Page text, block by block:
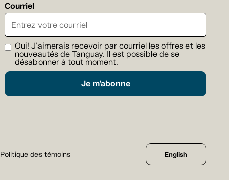
Courriel
Oui! J'aimerais recevoir par courriel les offres et les
nouveautés de Tanguay. Il est possible de se
désabonner à tout moment.
Je m'abonne
Politique des témoins English